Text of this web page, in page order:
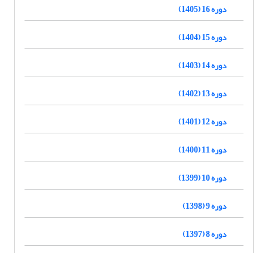
دوره 16 (1405)
دوره 15 (1404)
دوره 14 (1403)
دوره 13 (1402)
دوره 12 (1401)
دوره 11 (1400)
دوره 10 (1399)
دوره 9 (1398)
دوره 8 (1397)